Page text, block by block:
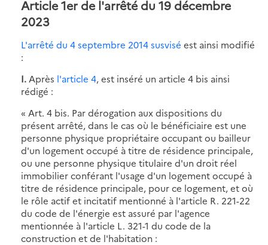
Article 1er de l'arrêté du 19 décembre
2023
L'arrêté du 4 septembre 2014 susvisé est ainsi modifié
:
I. Après l'article 4, est inséré un article 4 bis ainsi
rédigé :
« Art. 4 bis. Par dérogation aux dispositions du
présent arrêté, dans le cas où le bénéficiaire est une
personne physique propriétaire occupant ou bailleur
d'un logement occupé à titre de résidence principale,
ou une personne physique titulaire d'un droit réel
immobilier conférant l'usage d'un logement occupé à
titre de résidence principale, pour ce logement, et où
le rôle actif et incitatif mentionné à l'article R. 221-22
du code de l'énergie est assuré par l'agence
mentionnée à l'article L. 321-1 du code de la
construction et de l'habitation :